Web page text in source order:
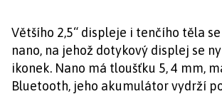
Většího 2,5“ displeje i tenčího těla
nano, na jehož dotykový displej se
ikonek. Nano má tloušťku 5, 4 mm,
Bluetooth, jeho akumulátor vydrží